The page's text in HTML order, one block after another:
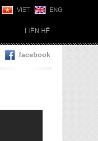
VIET ENG
LIÊN HỆ
facebook